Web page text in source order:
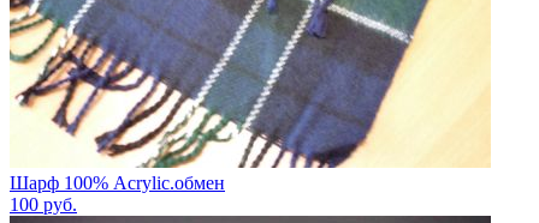
Шарф 100% Acrylic.обмен
100 руб.